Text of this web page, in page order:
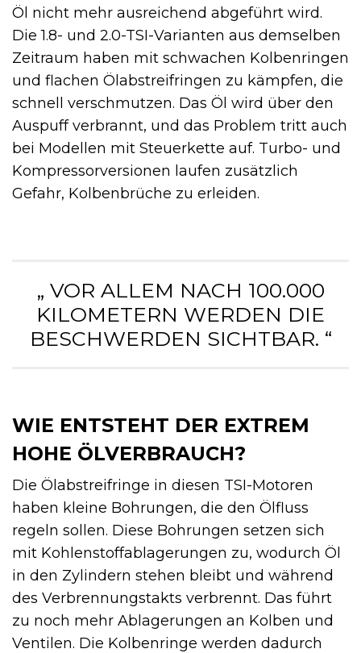
Öl nicht mehr ausreichend abgeführt wird.
Die 1.8- und 2.0-TSI-Varianten aus demselben
Zeitraum haben mit schwachen Kolbenringen
und flachen Ölabstreifringen zu kämpfen, die
schnell verschmutzen. Das Öl wird über den
Auspuff verbrannt, und das Problem tritt auch
bei Modellen mit Steuerkette auf. Turbo- und
Kompressorversionen laufen zusätzlich
Gefahr, Kolbenbrüche zu erleiden.
„ VOR ALLEM NACH 100.000
KILOMETERN WERDEN DIE
BESCHWERDEN SICHTBAR. “
WIE ENTSTEHT DER EXTREM
HOHE ÖLVERBRAUCH?
Die Ölabstreifringe in diesen TSI-Motoren
haben kleine Bohrungen, die den Ölfluss
regeln sollen. Diese Bohrungen setzen sich
mit Kohlenstoffablagerungen zu, wodurch Öl
in den Zylindern stehen bleibt und während
des Verbrennungstakts verbrennt. Das führt
zu noch mehr Ablagerungen an Kolben und
Ventilen. Die Kolbenringe werden dadurch